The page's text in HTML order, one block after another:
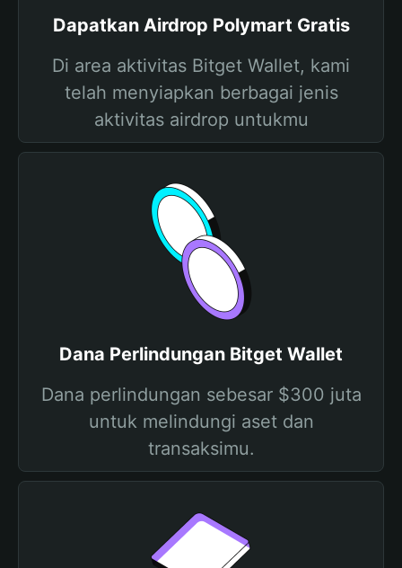
Dapatkan Airdrop Polymart Gratis
Di area aktivitas Bitget Wallet, kami
telah menyiapkan berbagai jenis
aktivitas airdrop untukmu
Dana Perlindungan Bitget Wallet
Dana perlindungan sebesar $300 juta
untuk melindungi aset dan
transaksimu.